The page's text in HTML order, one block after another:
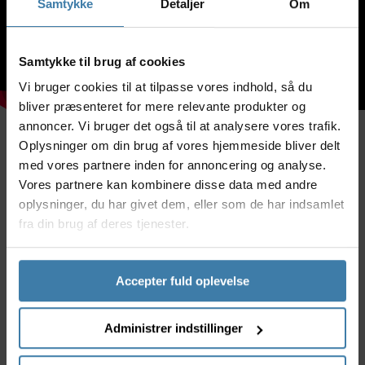
Samtykke Detaljer Om
Samtykke til brug af cookies
Vi bruger cookies til at tilpasse vores indhold, så du
bliver præsenteret for mere relevante produkter og
annoncer. Vi bruger det også til at analysere vores trafik.
Oplysninger om din brug af vores hjemmeside bliver delt
med vores partnere inden for annoncering og analyse.
Vores partnere kan kombinere disse data med andre
oplysninger, du har givet dem, eller som de har indsamlet
fra din brug af deres tjenester.
Accepter fuld oplevelse
Administrer indstillinger
Beskrivelse Specifikationer
Denne Deluxe arbejdsstand placeres på gulvet og er
en sammenklappelig model som er med
stålpulverbelagt rør.
Klampen som holder cyklen eller andet er af typen
grader således, at perfekt arbejdsposition kan
Klampen er 7 cm bred og basen er 67x71 cm. Se